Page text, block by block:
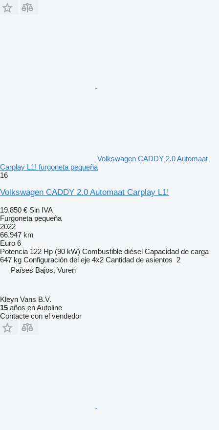
Volkswagen CADDY 2.0 Automaat
Carplay L1! furgoneta pequeña
16
Volkswagen CADDY 2.0 Automaat Carplay L1!
19.850 € Sin IVA
Furgoneta pequeña
2022
66.947 km
Euro 6
Potencia 122 Hp (90 kW) Combustible diésel Capacidad de carga
647 kg Configuración del eje 4x2 Cantidad de asientos 2
Países Bajos, Vuren
Kleyn Vans B.V.
15 años en Autoline
Contacte con el vendedor